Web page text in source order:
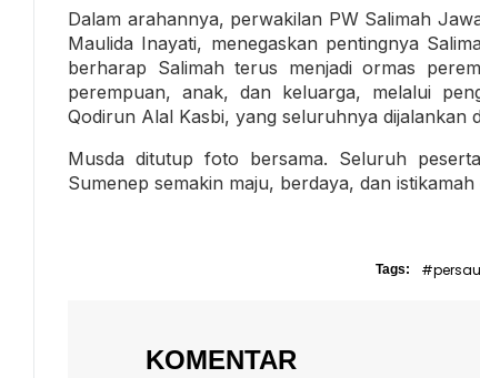
Dalam arahannya, perwakilan PW Salimah
Maulida Inayati, menegaskan pentingnya
berharap Salimah terus menjadi ormas
perempuan, anak, dan keluarga, melalui
Qodirun Alal Kasbi, yang seluruhnya dijalankan
Musda ditutup foto bersama. Seluruh
Sumenep semakin maju, berdaya, dan
Tags:
KOMENTAR